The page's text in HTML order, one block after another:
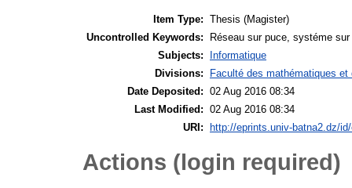
Item Type: Thesis (Magister)
Uncontrolled Keywords:
Réseau sur puce, systéme
Subjects:
Informatique
Divisions:
Faculté des mathématiques
Date Deposited: 02 Aug 2016 08:34
Last Modified: 02 Aug 2016 08:34
URI:
http://eprints.univ-batna2.dz/
Actions (login required)